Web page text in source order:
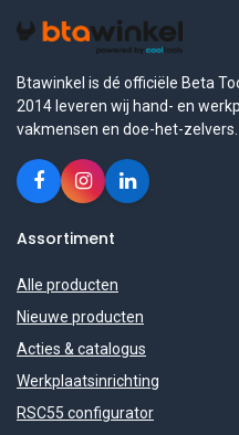
Btawinkel is dé officiële Beta
2014 leveren wij hand- en
vakmensen en doe-het-zelvers.
Assortiment
Alle producten
Nieuwe producten
Acties & catalogus
Werkplaatsinrichting
RSC55 configurator